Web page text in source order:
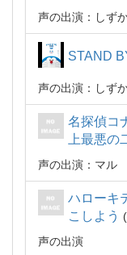
声の出演：しず
STAND
声の出演：しず
名探偵コ
上最悪の
声の出演：マル
ハローキ
こしよう
声の出演